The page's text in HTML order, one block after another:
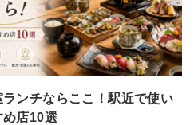
ンチならここ！駅近で使い
店10選